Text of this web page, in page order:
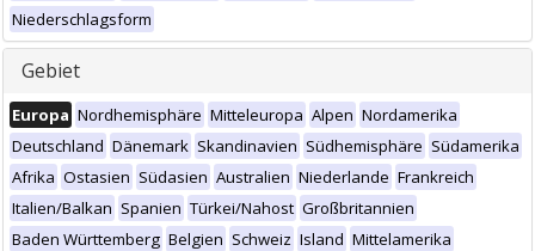
Niederschlagsform
Gebiet
Europa Nordhemisphäre Mitteleuropa Alpen Nordamerika
Deutschland Dänemark Skandinavien Südhemisphäre Südamerika
Afrika Ostasien Südasien Australien Niederlande Frankreich
Italien/Balkan Spanien Türkei/Nahost Großbritannien
Baden Württemberg Belgien Schweiz Island Mittelamerika